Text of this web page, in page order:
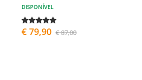
DISPONÍVEL
€ 79,90 € 87,00